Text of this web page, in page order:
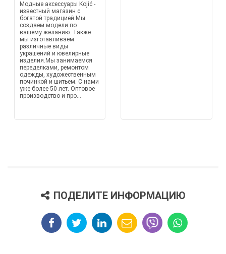
Модные аксессуары Kojić -
известный магазин с
богатой традицией.Мы
создаем модели по
вашему желанию. Также
мы изготавливаем
различные виды
украшений и ювелирные
изделия.Мы занимаемся
переделками, ремонтом
одежды, художественным
починкой и шитьем. С нами
уже более 50 лет. Оптовое
производство и про...
ПОДЕЛИТЕ ИНФОРМАЦИЮ